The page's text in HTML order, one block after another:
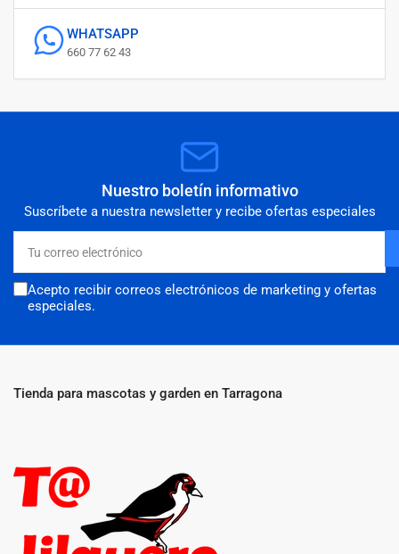
WHATSAPP
660 77 62 43
Nuestro boletín informativo
Suscríbete a nuestra newsletter y recibe ofertas especiales
correo
electrónico
Acepto recibir correos electrónicos de marketing y ofertas
especiales.
Tienda para mascotas y garden en Tarragona